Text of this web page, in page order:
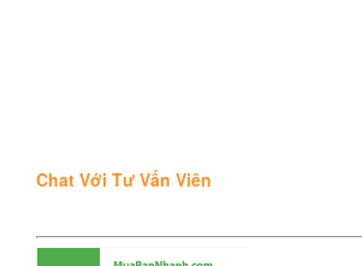
Chat Với Tư Vấn Viên